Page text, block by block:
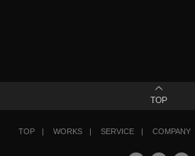
TOP
TOP WORKS SERVICE COMPANY